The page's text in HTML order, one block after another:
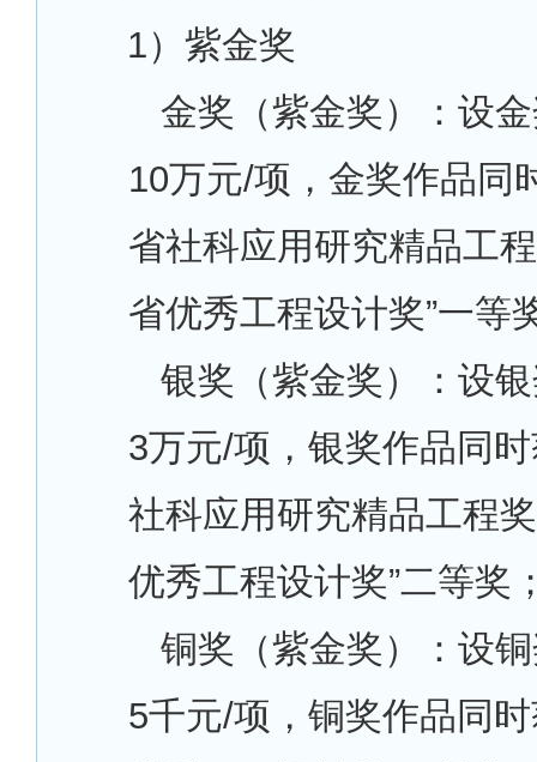
1）紫金奖
金奖（紫金奖）：设
10万元/项，金奖作品同
省社科应用研究精品工
省优秀工程设计奖”一等
银奖（紫金奖）：设
3万元/项，银奖作品同
社科应用研究精品工程奖
优秀工程设计奖”二等奖
铜奖（紫金奖）：设
5千元/项，铜奖作品同